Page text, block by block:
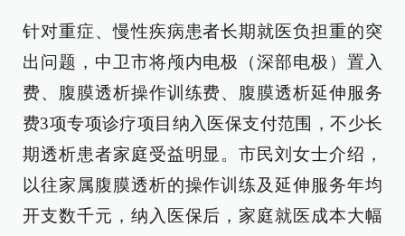
针对重症、慢性疾病患者长期就医负担重的突
出问题，中卫市将颅内电极（深部电极）置入
费、腹膜透析操作训练费、腹膜透析延伸服务
费3项专项诊疗项目纳入医保支付范围，不少长
期透析患者家庭受益明显。市民刘女士介绍，
以往家属腹膜透析的操作训练及延伸服务年均
开支数千元，纳入医保后，家庭就医成本大幅